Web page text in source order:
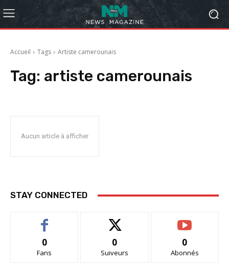
Accueil Tags Artiste camerounais
Tag: artiste camerounais
Aucun article à afficher
STAY CONNECTED
0
Fans
0
Suiveurs
0
Abonnés